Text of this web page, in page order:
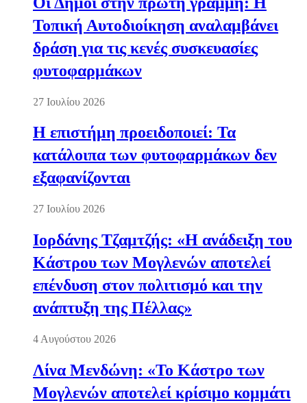
Τοπική Αυτοδιοίκηση αναλαμβάνει
δράση για τις κενές συσκευασίες
φυτοφαρμάκων
27 Ιουλίου 2026
Η επιστήμη προειδοποιεί: Τα
κατάλοιπα των φυτοφαρμάκων δεν
εξαφανίζονται
27 Ιουλίου 2026
Ιορδάνης Τζαμτζής: «Η ανάδειξη του
Κάστρου των Μογλενών αποτελεί
επένδυση στον πολιτισμό και την
ανάπτυξη της Πέλλας»
4 Αυγούστου 2026
Λίνα Μενδώνη: «Το Κάστρο των
Μογλενών αποτελεί κρίσιμο κομμάτι